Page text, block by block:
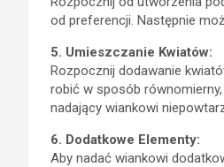
od preferencji. Następnie
5. Umieszczanie Kwiatów:
Rozpocznij dodawanie
robić w sposób
nadający wiankowi
6. Dodatkowe Elementy:
Aby nadać wiankowi